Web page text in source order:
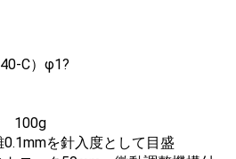
C）φ1?
100g
を針入度として目盛